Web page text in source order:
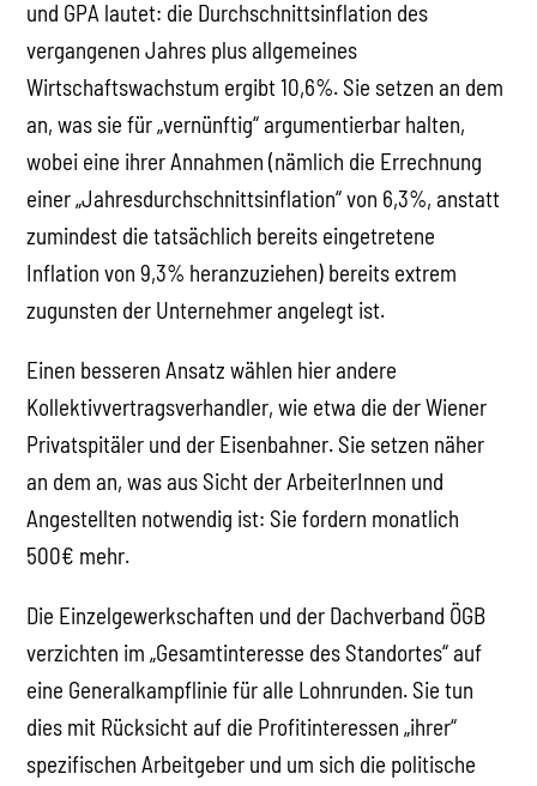
und GPA lautet: die Durchschnittsinflation des
vergangenen Jahres plus allgemeines
Wirtschaftswachstum ergibt 10,6%. Sie setzen an dem
an, was sie für „vernünftig“ argumentierbar halten,
wobei eine ihrer Annahmen (nämlich die Errechnung
einer „Jahresdurchschnittsinflation“ von 6,3%, anstatt
zumindest die tatsächlich bereits eingetretene
Inflation von 9,3% heranzuziehen) bereits extrem
zugunsten der Unternehmer angelegt ist.
Einen besseren Ansatz wählen hier andere
Kollektivvertragsverhandler, wie etwa die der Wiener
Privatspitäler und der Eisenbahner. Sie setzen näher
an dem an, was aus Sicht der ArbeiterInnen und
Angestellten notwendig ist: Sie fordern monatlich
500€ mehr.
Die Einzelgewerkschaften und der Dachverband ÖGB
verzichten im „Gesamtinteresse des Standortes“ auf
eine Generalkampflinie für alle Lohnrunden. Sie tun
dies mit Rücksicht auf die Profitinteressen „ihrer“
spezifischen Arbeitgeber und um sich die politische